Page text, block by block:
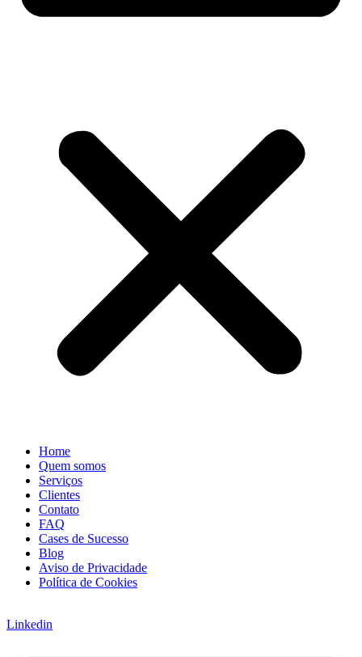
Home
Quem somos
Serviços
Clientes
Contato
FAQ
Cases de Sucesso
Blog
Aviso de Privacidade
Política de Cookies
Linkedin